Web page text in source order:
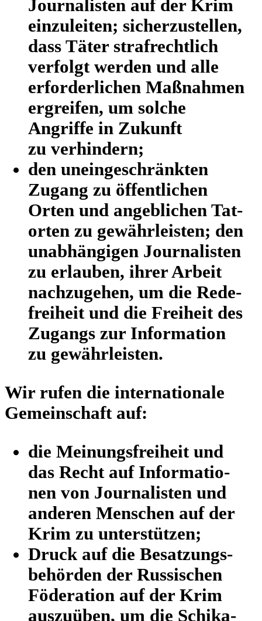
Jour­na­lis­ten auf der Krim
ein­zu­lei­ten; sicher­zu­stel­len,
dass Täter straf­recht­lich
ver­folgt werden und alle
erfor­der­li­chen Maß­nah­men
ergrei­fen, um solche
Angriffe in Zukunft
zu verhindern;
den unein­ge­schränk­ten
Zugang zu öffent­li­chen
Orten und angeb­li­chen Tat­
or­ten zu gewähr­leis­ten; den
unab­hän­gi­gen Jour­na­lis­ten
zu erlau­ben, ihrer Arbeit
nach­zu­ge­hen, um die Rede­
frei­heit und die Frei­heit des
Zugangs zur Infor­ma­tion
zu gewährleisten.
Wir rufen die inter­na­tio­nale
Gemein­schaft auf:
die Mei­nungs­frei­heit und
das Recht auf Infor­ma­tio­
nen von Jour­na­lis­ten und
anderen Men­schen auf der
Krim zu unterstützen;
Druck auf die Besat­zungs­
be­hör­den der Rus­si­schen
Föde­ra­tion auf der Krim
aus­zu­üben, um die Schi­ka­